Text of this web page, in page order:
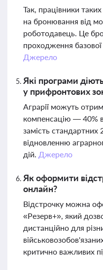
Так, працівники
на бронювання від
роботодавець. Це
проходження базової
Джерело
Які програми
у прифронтових
Аграрії можуть
компенсацію — 40%
замість
відновленню
дій. Джерело
Як оформити
онлайн?
Відстрочку можна
«Резерв+», який
дистанційно для
критично важливих